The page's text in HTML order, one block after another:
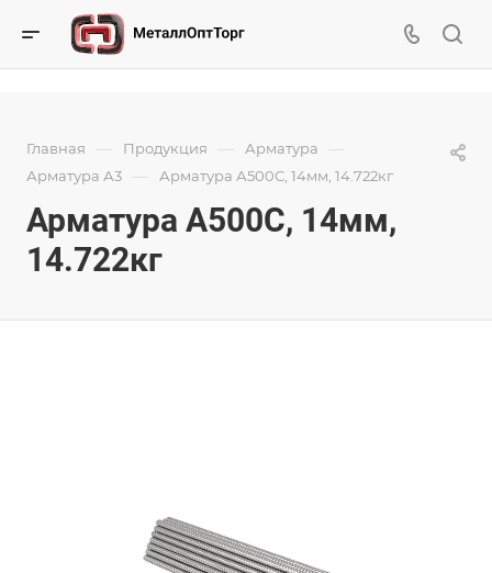
Главная — Продукция — Арматура —
Арматура А3 — Арматура А500С, 14мм, 14.722кг
Арматура А500С, 14мм,
14.722кг